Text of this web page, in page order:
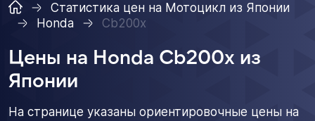
Статистика цен на Мотоцикл из Японии
Honda
Cb200x
Цены на Honda Cb200x из
Японии
На странице указаны ориентировочные цены на